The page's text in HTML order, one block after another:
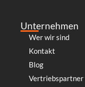
Unternehmen
Wer wir sind
Kontakt
Blog
Vertriebspartner